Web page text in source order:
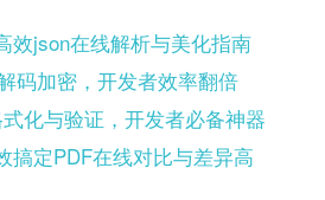
效json在线解析与美化指南
码加密，开发者效率翻倍
化与验证，开发者必备神器
搞定PDF在线对比与差异高